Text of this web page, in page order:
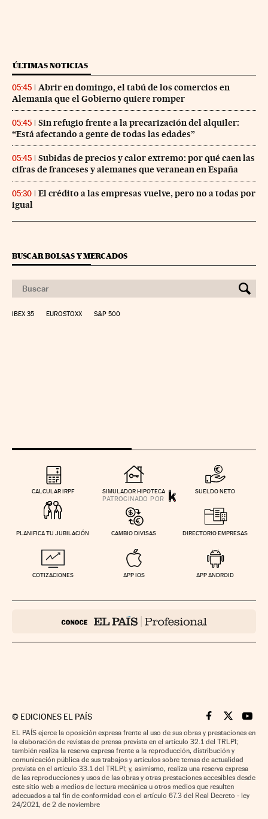
ÚLTIMAS NOTICIAS
05:45
Abrir en domingo, el tabú de los comercios en
Alemania que el Gobierno quiere romper
05:45
Sin refugio frente a la precarización del alquiler:
“Está afectando a gente de todas las edades”
05:45
Subidas de precios y calor extremo: por qué caen las
cifras de franceses y alemanes que veranean en España
05:30
El crédito a las empresas vuelve, pero no a todas por
igual
BUSCAR BOLSAS Y MERCADOS
IBEX 35 EUROSTOXX S&P 500
CALCULAR IRPF SIMULADOR HIPOTECA SUELDO NETO
PLANIFICA TU JUBILACIÓN CAMBIO DIVISAS DIRECTORIO EMPRESAS
COTIZACIONES APP IOS APP ANDROID
© EDICIONES EL PAÍS Cinco Días en
Cinco Días
Cinco
EL PAÍS ejerce la oposición expresa frente al uso de sus obras y prestaciones en
la elaboración de revistas de prensa prevista en el artículo 32.1 del TRLPI;
también realiza la reserva expresa frente a la reproducción, distribución y
comunicación pública de sus trabajos y artículos sobre temas de actualidad
prevista en el artículo 33.1 del TRLPI; y, asimismo, realiza una reserva expresa
de las reproducciones y usos de las obras y otras prestaciones accesibles desde
este sitio web a medios de lectura mecánica u otros medios que resulten
adecuados a tal fin de conformidad con el artículo 67.3 del Real Decreto - ley
24/2021, de 2 de noviembre